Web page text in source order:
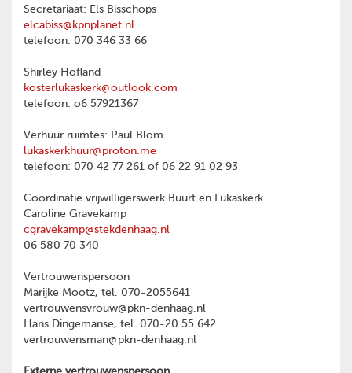
Secretariaat: Els Bisschops
elcabiss@kpnplanet.nl
telefoon: 070 346 33 66
Shirley Hofland
kosterlukaskerk@outlook.com
telefoon: o6 57921367
Verhuur ruimtes: Paul Blom
lukaskerkhuur@proton.me
telefoon: 070 42 77 261 of 06 22 91 02 93
Coordinatie vrijwilligerswerk Buurt en Lukaskerk
Caroline Gravekamp
cgravekamp@stekdenhaag.nl
06 580 70 340
Vertrouwenspersoon
Marijke Mootz, tel. 070-2055641
vertrouwensvrouw@pkn-denhaag.nl
Hans Dingemanse, tel. 070-20 55 642
vertrouwensman@pkn-denhaag.nl